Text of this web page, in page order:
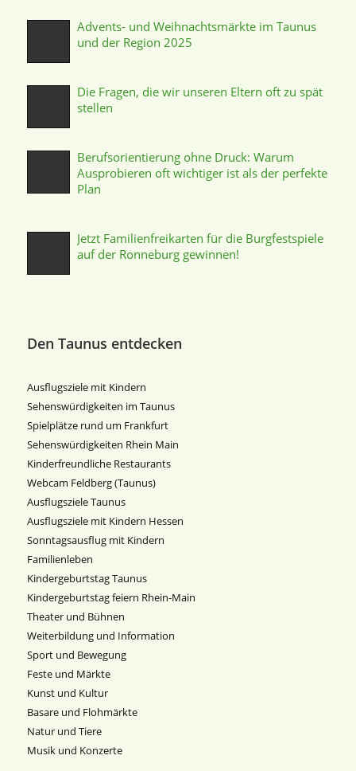
Advents- und Weihnachtsmärkte im Taunus
und der Region 2025
Die Fragen, die wir unseren Eltern oft zu spät
stellen
Berufsorientierung ohne Druck: Warum
Ausprobieren oft wichtiger ist als der perfekte
Plan
Jetzt Familienfreikarten für die Burgfestspiele
auf der Ronneburg gewinnen!
Den Taunus entdecken
Ausflugsziele mit Kindern
Sehenswürdigkeiten im Taunus
Spielplätze rund um Frankfurt
Sehenswürdigkeiten Rhein Main
Kinderfreundliche Restaurants
Webcam Feldberg (Taunus)
Ausflugsziele Taunus
Ausflugsziele mit Kindern Hessen
Sonntagsausflug mit Kindern
Familienleben
Kindergeburtstag Taunus
Kindergeburtstag feiern Rhein-Main
Theater und Bühnen
Weiterbildung und Information
Sport und Bewegung
Feste und Märkte
Kunst und Kultur
Basare und Flohmärkte
Natur und Tiere
Musik und Konzerte